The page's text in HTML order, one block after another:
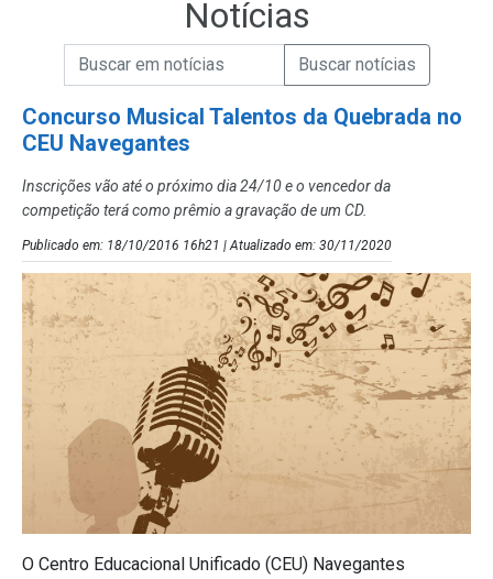
Notícias
Campo de Busca de Notícias
Campo de Busca de informaçõesEnviar a Busca de Notícias
Concurso Musical Talentos da Quebrada no
CEU Navegantes
Inscrições vão até o próximo dia 24/10 e o vencedor da
competição terá como prêmio a gravação de um CD.
Publicado em: 18/10/2016 16h21 | Atualizado em: 30/11/2020
O Centro Educacional Unificado (CEU) Navegantes